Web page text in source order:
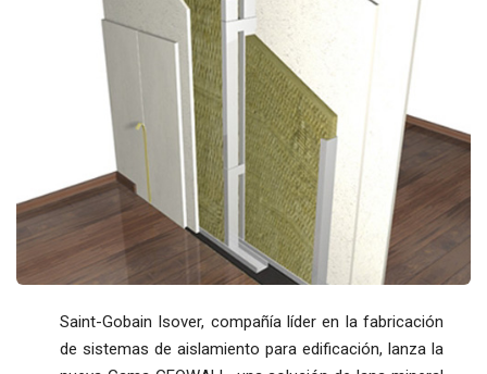
Saint-Gobain Isover, compañía líder en la fabricación
de sistemas de aislamiento para edificación, lanza la